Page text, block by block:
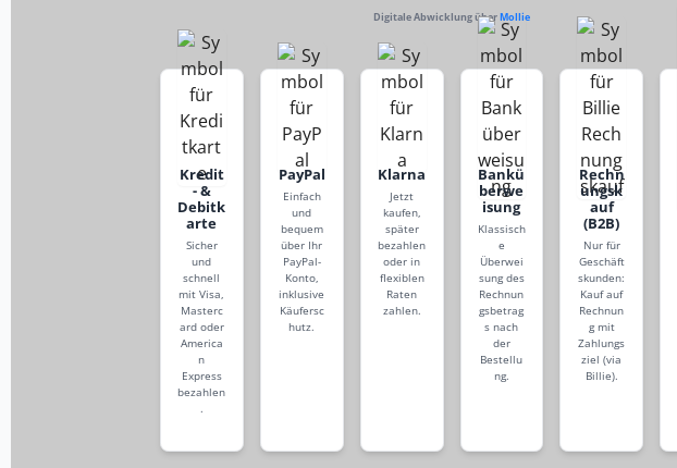
Digitale Abwicklung überMollie
Kredit
- &
Debitk
arte
Sicher
und
schnell
mit Visa,
Masterc
ard oder
America
n
Express
bezahlen
.
PayPal
Einfach
und
bequem
über Ihr
PayPal-
Konto,
inklusive
Käufersc
hutz.
Klarna
Jetzt
kaufen,
später
bezahlen
oder in
flexiblen
Raten
zahlen.
Bankü
berwe
isung
Klassisch
e
Überwei
sung des
Rechnun
gsbetrag
s nach
der
Bestellu
ng.
Rechn
ungsk
auf
(B2B)
Nur für
Geschäft
skunden:
Kauf auf
Rechnun
g mit
Zahlungs
ziel (via
Billie).